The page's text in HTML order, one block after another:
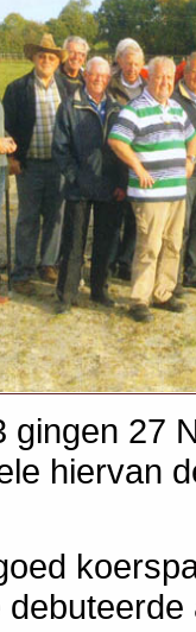
gingen 27
hiervan